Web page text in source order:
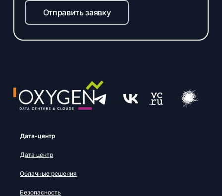
Отправить заявку
Дата-центр
Дата центр
Облачные решения
Безопасность